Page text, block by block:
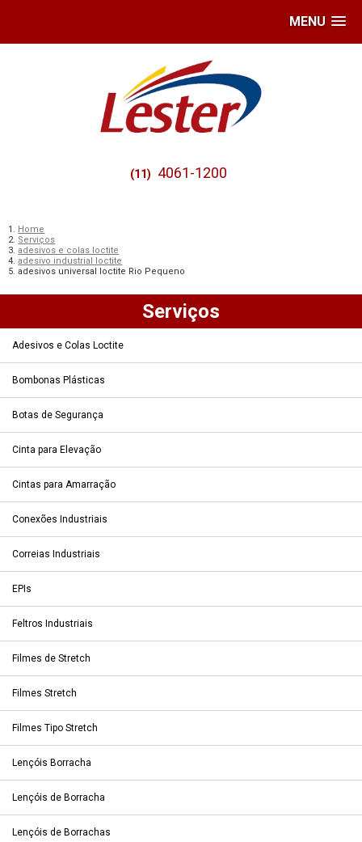
MENU
(11) 4061-1200
Home
Serviços
adesivos e colas loctite
adesivo industrial loctite
adesivos universal loctite Rio Pequeno
Serviços
Adesivos e Colas Loctite
Bombonas Plásticas
Botas de Segurança
Cinta para Elevação
Cintas para Amarração
Conexões Industriais
Correias Industriais
EPIs
Feltros Industriais
Filmes de Stretch
Filmes Stretch
Filmes Tipo Stretch
Lençóis Borracha
Lençóis de Borracha
Lençóis de Borrachas